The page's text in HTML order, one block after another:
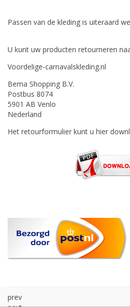
Passen van de kleding is uiteraard
U kunt uw producten retourneren
Voordelige-carnavalskleding.nl
Bema Shopping B.V.
Postbus 8074
5901 AB Venlo
Nederland
Het retourformulier kunt u hier
prev